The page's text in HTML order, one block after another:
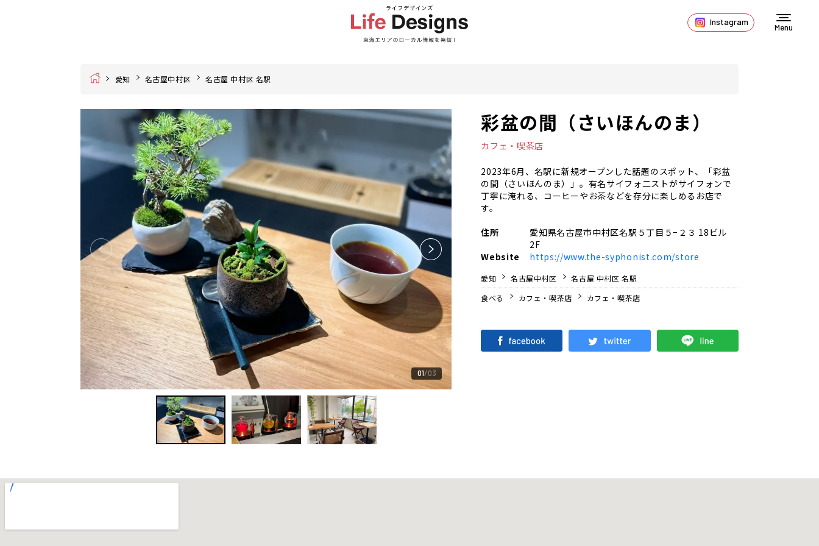
Instagram
Menu
Home 愛知 名古屋中村区 名古屋 中村区 名駅
01 03
彩盆の間（さいほんのま）
カフェ・喫茶店
2023年6月、名駅に新規オープンした話題のスポット、「彩盆
の間（さいほんのま）」。有名サイフォ二ストがサイフォンで
丁寧に淹れる、コーヒーやお茶などを存分に楽しめるお店で
す。
住所
愛知県名古屋市中村区名駅５丁目５−２３ 18ビル
2F
Website
https://www.the-syphonist.com/store
愛知 名古屋中村区
名古屋 中村区 名駅
食べる
カフェ・喫茶店 カフェ・喫茶店